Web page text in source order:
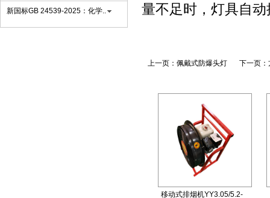
新国标GB 24539-2025：化学..
量不足时，灯具自
上一页： 佩戴式防爆头灯 下一页：
移动式排烟机YY3.05/5.2-